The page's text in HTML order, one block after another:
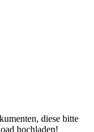
diese bitte
hochladen!